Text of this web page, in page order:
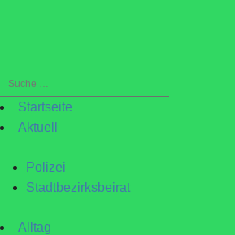
Suche
nach:Startseite
Aktuell
Polizei
Stadtbezirksbeirat
Alltag